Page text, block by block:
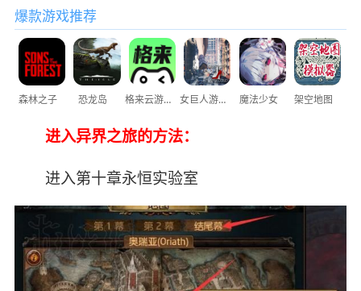
爆款游戏推荐
森林之子 恐龙岛 格来云游戏 女巨人游乐场 魔法少女 架空地图
进入异界之旅的方法：
进入第十章永恒实验室